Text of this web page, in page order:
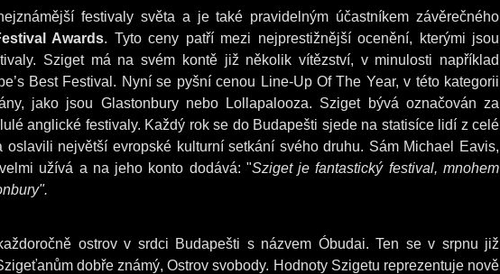
festivaly světa a je také pravidelným účastníkem závěrečného
Awards. Tyto ceny patří mezi nejprestižnější ocenění, kterými jsou
Sziget má na svém kontě již několik vítězství, v minulosti například
Best Festival . Nyní se pyšní cenou Line-Up Of The Year, v této kategorii
jako jsou Glastonbury nebo Lollapalooza. Sziget bývá označován za
anglické festivaly. Každý rok se do Budapešti sjede na statisíce lidí z celé
oslavili největší evropské kulturní setkání svého druhu. Sám Michael Eavis,
užívá a na jeho konto dodává: "Sziget je fantastický festival, mnohem
ostrov v srdci Budapešti s názvem Óbudai. Ten se v srpnu již
dobře známý, Ostrov svobody. Hodnoty Szigetu reprezentuje nově